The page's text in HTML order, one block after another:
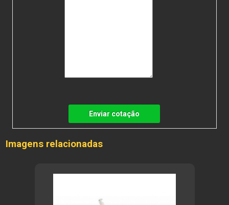
Enviar cotação
Imagens relacionadas